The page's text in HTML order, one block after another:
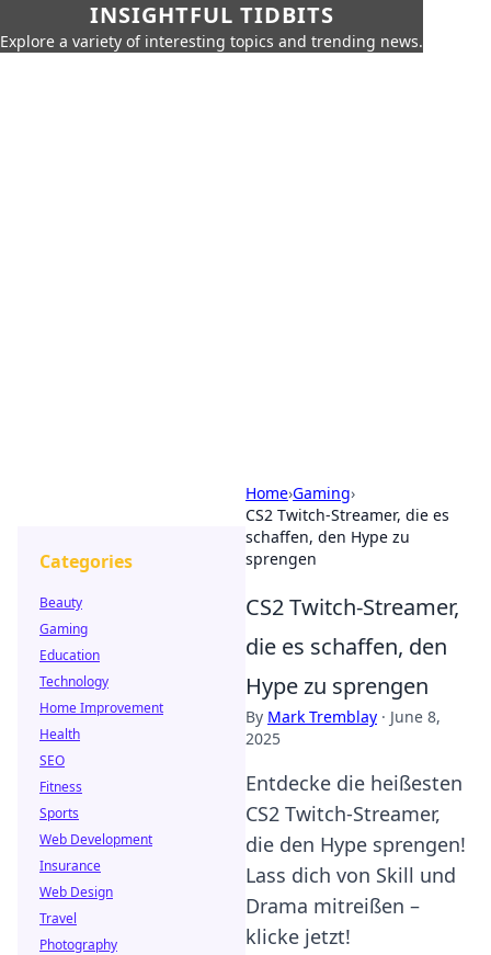
INSIGHTFUL TIDBITS
Explore a variety of interesting topics and trending news.
Home›Gaming›
CS2 Twitch-Streamer, die es
schaffen, den Hype zu
sprengen
CS2 Twitch-Streamer,
die es schaffen, den
Hype zu sprengen
By Mark Tremblay · June 8,
2025
Entdecke die heißesten
CS2 Twitch-Streamer,
die den Hype sprengen!
Lass dich von Skill und
Drama mitreißen –
klicke jetzt!
Categories
Beauty
Gaming
Education
Technology
Home Improvement
Health
SEO
Fitness
Sports
Web Development
Insurance
Web Design
Travel
Photography